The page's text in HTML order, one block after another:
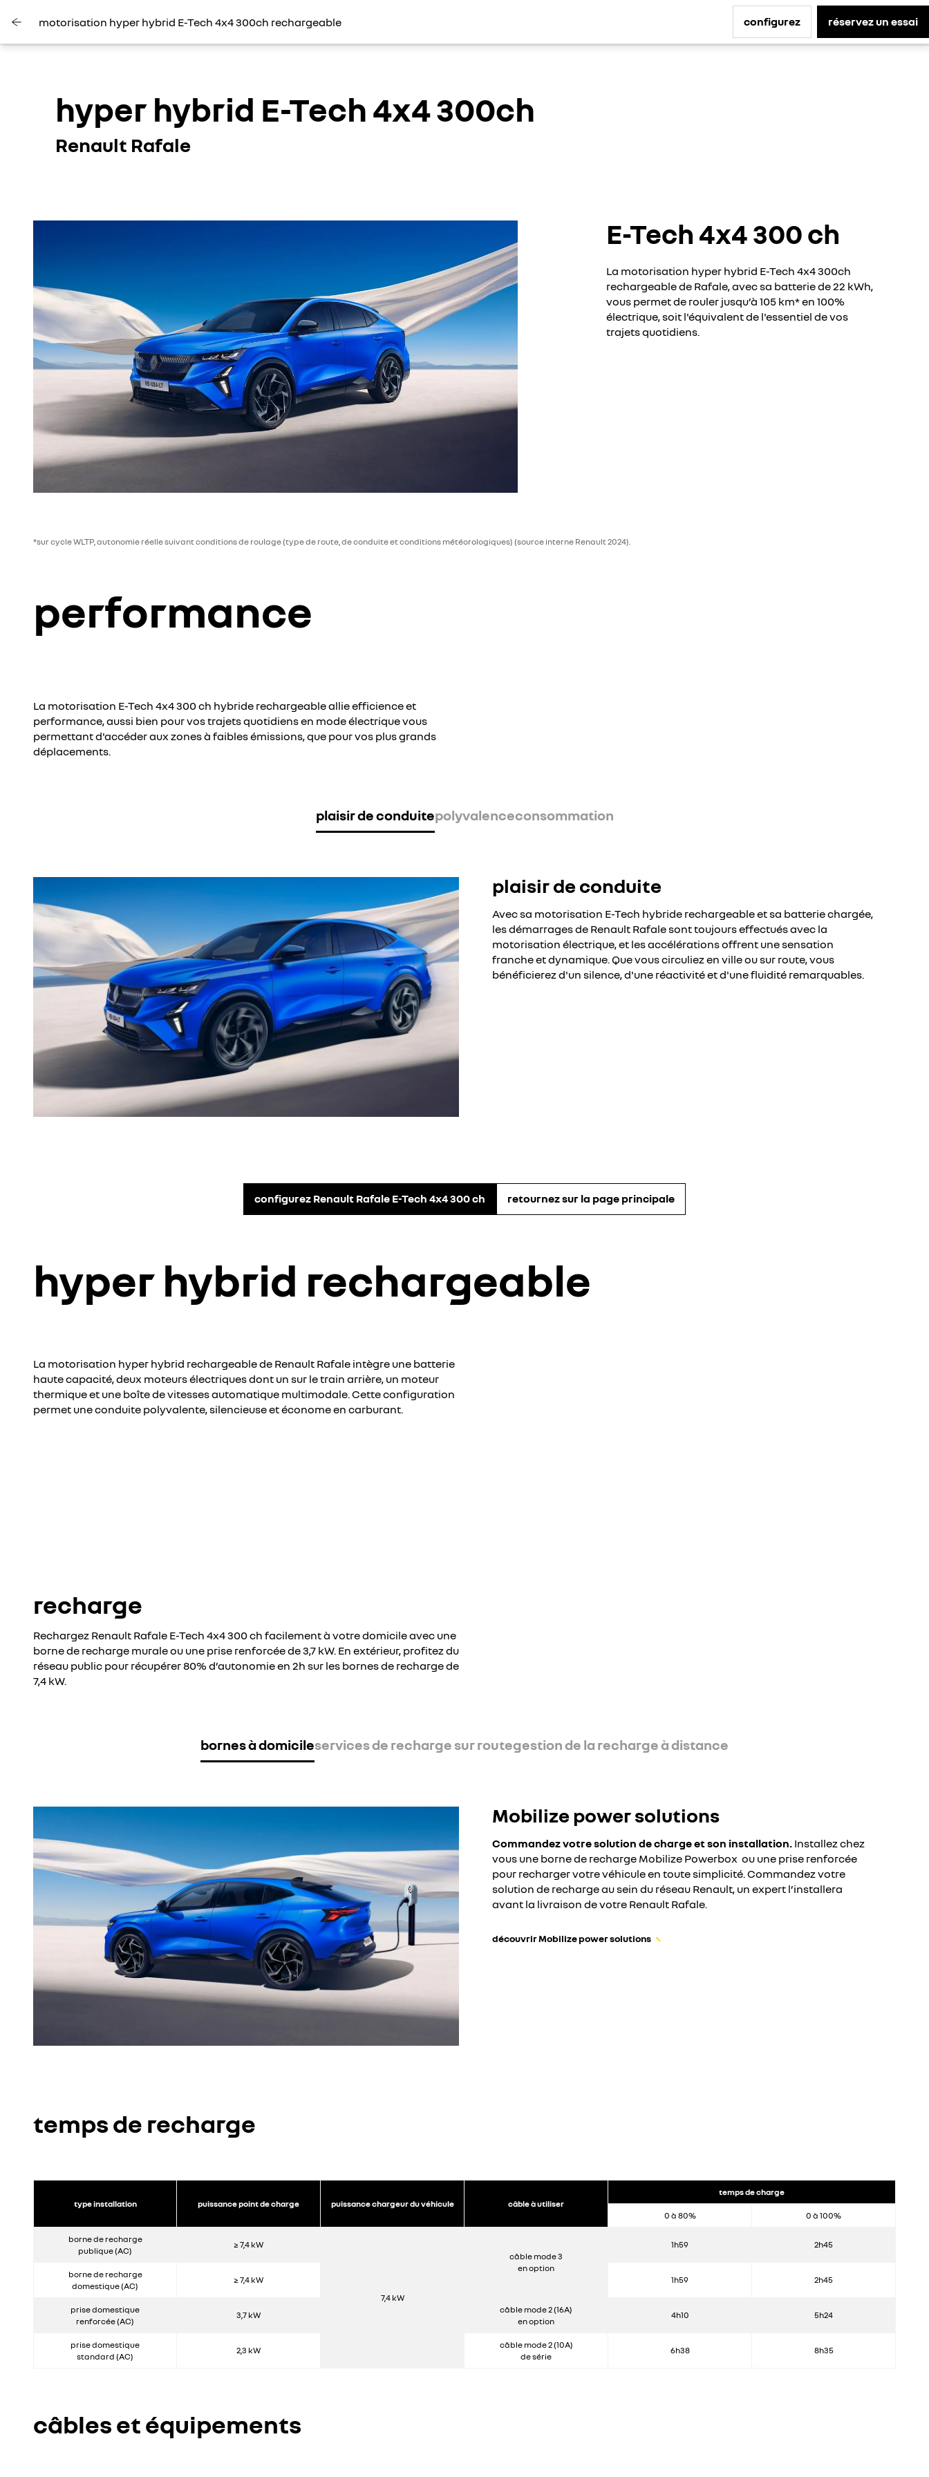
motorisation hyper hybrid E-Tech 4x4 300ch rechargeable configurez réservez un essai
hyper hybrid E-Tech 4x4 300ch
Renault Rafale
E-Tech 4x4 300 ch
La motorisation hyper hybrid E-Tech 4x4 300ch
rechargeable de Rafale, avec sa batterie de 22 kWh,
vous permet de rouler jusqu’à 105 km* en 100%
électrique, soit l'équivalent de l'essentiel de vos
trajets quotidiens.
*sur cycle WLTP, autonomie réelle suivant conditions de roulage (type de route, de conduite et conditions météorologiques) (source interne Renault 2024).
performance
La motorisation E-Tech 4x4 300 ch hybride rechargeable allie efficience et
performance, aussi bien pour vos trajets quotidiens en mode électrique vous
permettant d'accéder aux zones à faibles émissions, que pour vos plus grands
déplacements.
plaisir de conduitepolyvalenceconsommation
plaisir de conduite
Avec sa motorisation E-Tech hybride rechargeable et sa batterie chargée,
les démarrages de Renault Rafale sont toujours effectués avec la
motorisation électrique, et les accélérations offrent une sensation
franche et dynamique. Que vous circuliez en ville ou sur route, vous
bénéficierez d'un silence, d'une réactivité et d'une fluidité remarquables.
configurez Renault Rafale E-Tech 4x4 300 ch retournez sur la page principale
hyper hybrid rechargeable
La motorisation hyper hybrid rechargeable de Renault Rafale intègre une batterie
haute capacité, deux moteurs électriques dont un sur le train arrière, un moteur
thermique et une boîte de vitesses automatique multimodale. Cette configuration
permet une conduite polyvalente, silencieuse et économe en carburant.
recharge
Rechargez Renault Rafale E-Tech 4x4 300 ch facilement à votre domicile avec une
borne de recharge murale ou une prise renforcée de 3,7 kW. En extérieur, profitez du
réseau public pour récupérer 80% d’autonomie en 2h sur les bornes de recharge de
7,4 kW.
bornes à domicileservices de recharge sur routegestion de la recharge à distance
Mobilize power solutions
Commandez votre solution de charge et son installation. Installez chez
vous une borne de recharge Mobilize Powerbox ou une prise renforcée
pour recharger votre véhicule en toute simplicité. Commandez votre
solution de recharge au sein du réseau Renault, un expert l’installera
avant la livraison de votre Renault Rafale.
découvrir Mobilize power solutions
temps de recharge
type installation puissance point de charge puissance chargeur du véhicule câble à utiliser
temps de charge
0 à 80% 0 à 100%
borne de recharge
publique (AC)
≥ 7,4 kW
7,4 kW
câble mode 3
en option
1h59 2h45
borne de recharge
domestique (AC)
≥ 7,4 kW 1h59 2h45
prise domestique
renforcée (AC)
3,7 kW
câble mode 2 (16A)
en option
4h10 5h24
prise domestique
standard (AC)
2,3 kW
câble mode 2 (10A)
de série
6h38 8h35
câbles et équipements